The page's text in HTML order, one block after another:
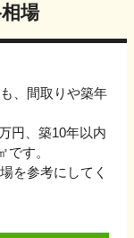
場
、間取りや築年
円、 築10年以内
です。
を参考にしてく